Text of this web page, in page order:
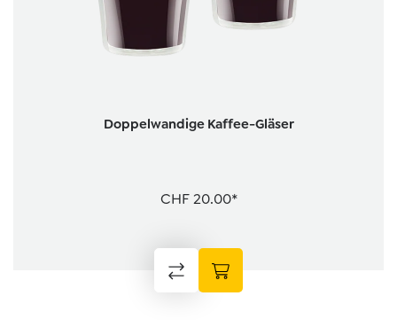
Doppelwandige Kaffee-Gläser
CHF 20.00*